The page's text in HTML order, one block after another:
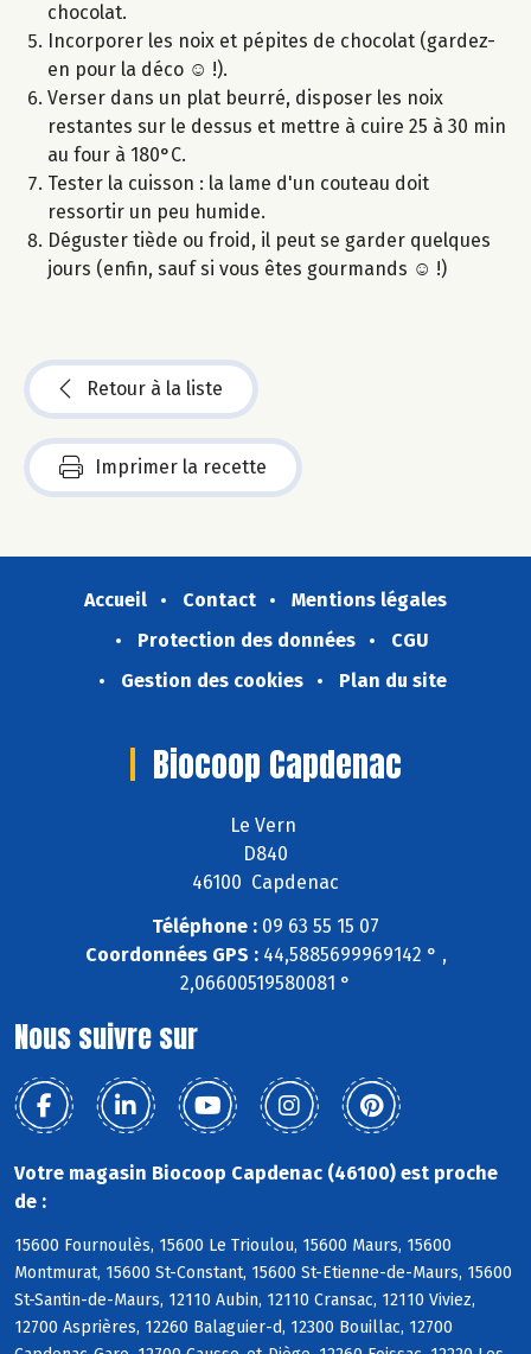
chocolat.
Incorporer les noix et pépites de chocolat (gardez-
en pour la déco ☺ !).
Verser dans un plat beurré, disposer les noix
restantes sur le dessus et mettre à cuire 25 à 30 min
au four à 180°C.
Tester la cuisson : la lame d'un couteau doit
ressortir un peu humide.
Déguster tiède ou froid, il peut se garder quelques
jours (enfin, sauf si vous êtes gourmands ☺ !)
Retour à la liste
Imprimer la recette
Accueil Contact
Mentions légales
Protection des données
CGU
Gestion des cookies
Plan du site
Biocoop Capdenac
Le Vern
D840
46100 Capdenac
Téléphone : 09 63 55 15 07
Coordonnées GPS :44,5885699969142 ° ,
2,06600519580081 °
Nous suivre sur
Votre magasin Biocoop Capdenac (46100) est proche
de :
15600 Fournoulès, 15600 Le Trioulou, 15600 Maurs, 15600
Montmurat, 15600 St-Constant, 15600 St-Etienne-de-Maurs, 15600
St-Santin-de-Maurs, 12110 Aubin, 12110 Cransac, 12110 Viviez,
12700 Asprières, 12260 Balaguier-d, 12300 Bouillac, 12700